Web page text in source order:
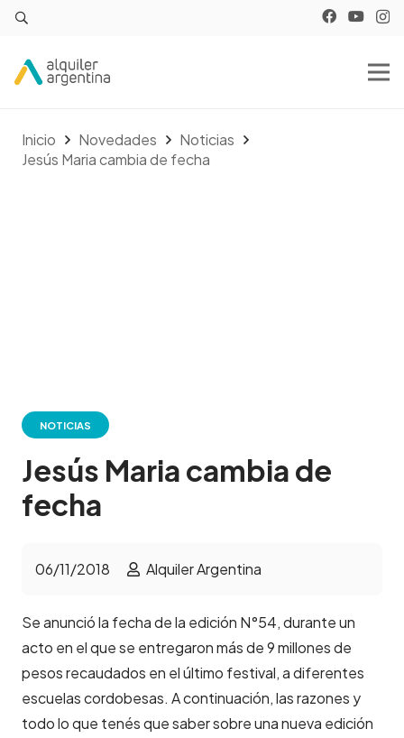
Inicio Novedades
Noticias
Jesús Maria cambia de fecha
NOTICIAS
Jesús Maria cambia de
fecha
06/11/2018 Alquiler Argentina
Se anunció la fecha de la edición N°54, durante un
acto en el que se entregaron más de 9 millones de
pesos recaudados en el último festival, a diferentes
escuelas cordobesas. A continuación, las razones y
todo lo que tenés que saber sobre una nueva edición